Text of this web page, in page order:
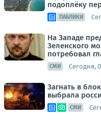
подоплёку
ПАБЛИКИ
На Западе
Зеленского
потребовал
СМИ Сегодня,
Загнать в
выбрала
СМИ